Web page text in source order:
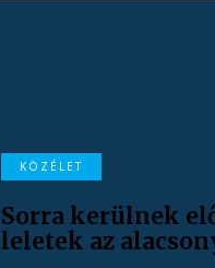
KÖZÉLET
Sorra kerülnek
leletek az